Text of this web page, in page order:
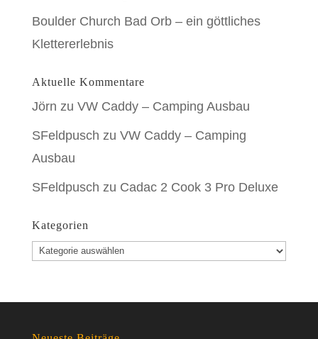
Boulder Church Bad Orb – ein göttliches
Klettererlebnis
Aktuelle Kommentare
Jörn zu VW Caddy – Camping Ausbau
SFeldpusch zu VW Caddy – Camping
Ausbau
SFeldpusch zu Cadac 2 Cook 3 Pro Deluxe
Kategorien
Kategorien